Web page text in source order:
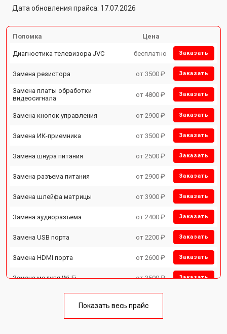
Дата обновления прайса: 17.07.2026
Поломка Цена
Диагностика телевизора JVC бесплатно Заказать
Замена резистора от 3500 ₽ Заказать
Замена платы обработки
видеосигнала
от 4800 ₽ Заказать
Замена кнопок управления от 2900 ₽ Заказать
Замена ИК-приемника от 3500 ₽ Заказать
Замена шнура питания от 2500 ₽ Заказать
Замена разъема питания от 2900 ₽ Заказать
Замена шлейфа матрицы от 3900 ₽ Заказать
Замена аудиоразъема от 2400 ₽ Заказать
Замена USB порта от 2200 ₽ Заказать
Замена HDMI порта от 2600 ₽ Заказать
Замена модуля Wi-Fi от 3500 ₽ Заказать
Ремонт блока управления от 3100 ₽
Показать весь прайс